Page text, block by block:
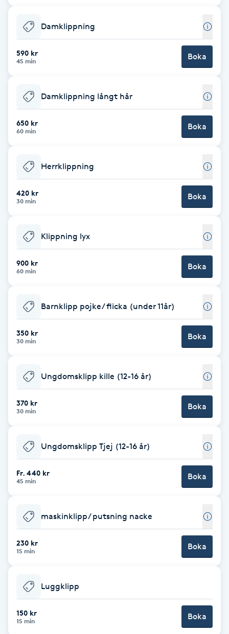
Bambumassage
Barber
Barnklippning
Blowout
Bottenfärg
Brynformning
Brynfärgning
Brynplockning
Bröllopsuppsättning
C
Celluliter
Coachning
Color correction
Cryoterapi
Damklippning
Dermapen
Enzympeeling
Damklippning
590 kr
45 min Boka
Damklippning långt hår
650 kr
60 min Boka
Herrklippning
420 kr
30 min Boka
Klippning lyx
900 kr
60 min Boka
Barnklipp pojke/ flicka (under 11år)
350 kr
30 min Boka
Ungdomsklipp kille (12-16 år)
370 kr
30 min Boka
Ungdomsklipp Tjej (12-16 år)
Fr. 440 kr
45 min Boka
maskinklipp/ putsning nacke
230 kr
15 min Boka
Luggklipp
150 kr
15 min Boka